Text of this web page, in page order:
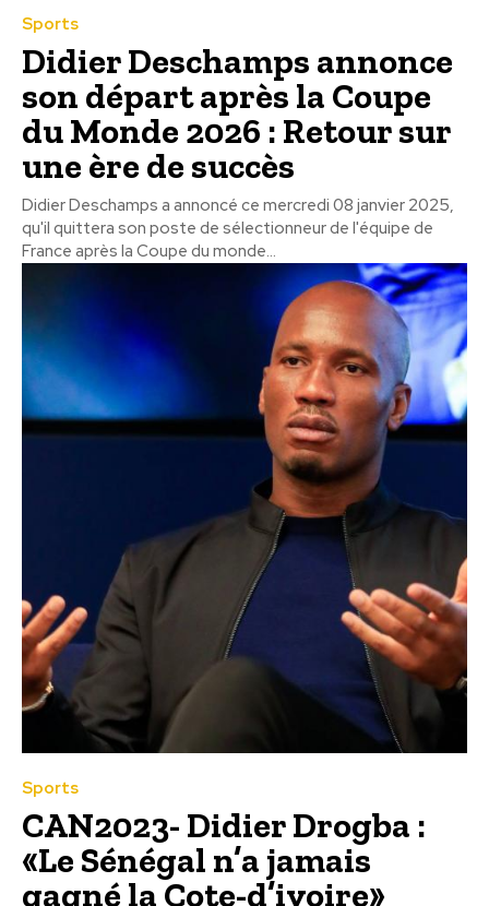
Sports
Didier Deschamps annonce
son départ après la Coupe
du Monde 2026 : Retour sur
une ère de succès
Didier Deschamps a annoncé ce mercredi 08 janvier 2025,
qu'il quittera son poste de sélectionneur de l'équipe de
France après la Coupe du monde...
Sports
CAN2023- Didier Drogba :
«Le Sénégal n’a jamais
gagné la Cote-d’ivoire»